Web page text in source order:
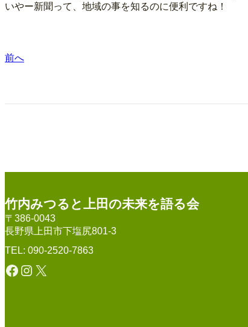
いやー新聞って、地域の事を知るのに便利ですね！
前へ
竹内みつると上田の未来を語る会
〒386-0043
長野県上田市下塩尻801-3
TEL: 090-2520-7863
Facebook Instagram X